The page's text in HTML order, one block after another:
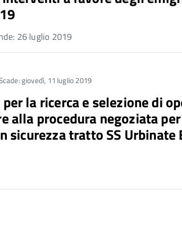
26 luglio 2019
giovedì, 11 luglio 2019
la ricerca e selezione di
alla procedura negoziata
sicurezza tratto SS